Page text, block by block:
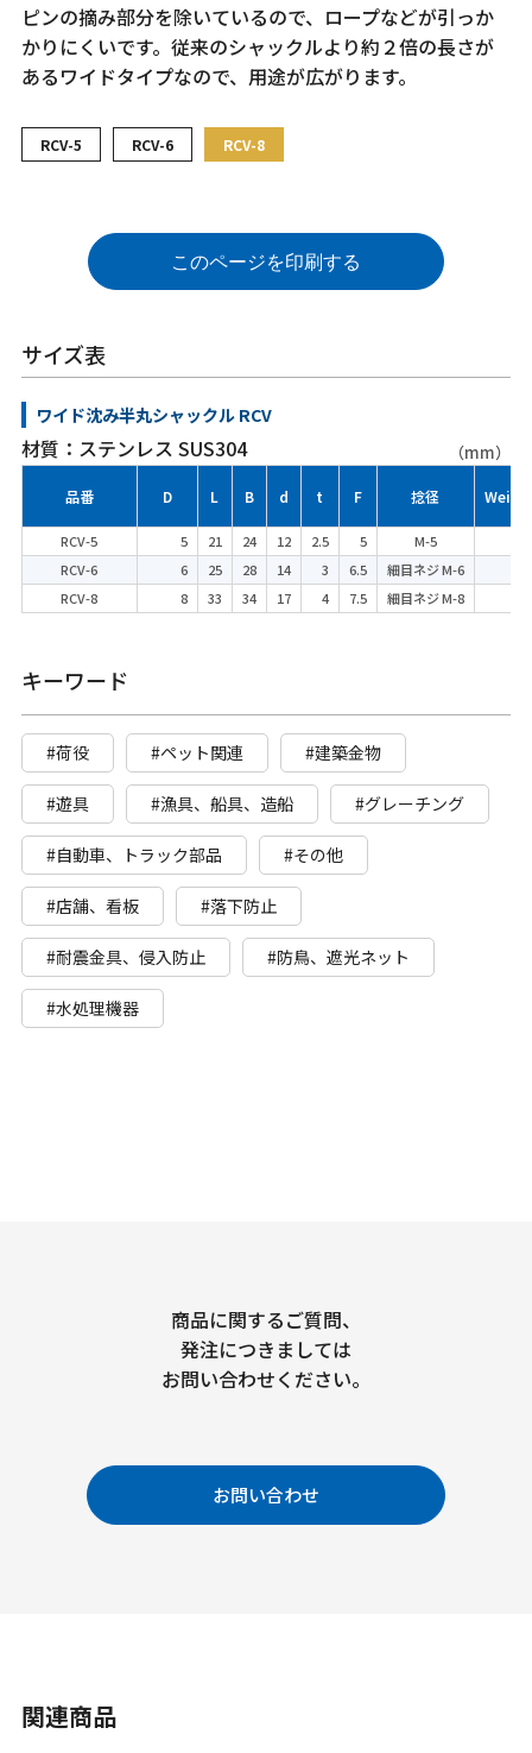
ピンの摘み部分を除いているので、ロープなどが引っか
かりにくいです。従来のシャックルより約２倍の長さが
あるワイドタイプなので、用途が広がります。
RCV-5 RCV-6 RCV-8
このページを印刷する
サイズ表
ワイド沈み半丸シャックル RCV
材質：ステンレス SUS304 （mm）
品番 D L B d t F 捻径
RCV-5 5 21 24 12 2.5 5
M-5
RCV-6
6 25 28 14 3 6.5
細目ネジ M-6
RCV-8
8 33 34 17 4 7.5 細目ネジ M-8
キーワード
#荷役 #ペット関連 #建築金物
#遊具 #漁具、船具、造船 #グレーチング
#自動車、トラック部品 #その他
#店舗、看板 #落下防止
#耐震金具、侵入防止 #防鳥、遮光ネット
#水処理機器
商品に関するご質問、
発注につきましては
お問い合わせください。
お問い合わせ
関連商品